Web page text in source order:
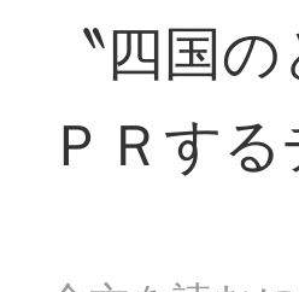
〝四国
ＰＲす